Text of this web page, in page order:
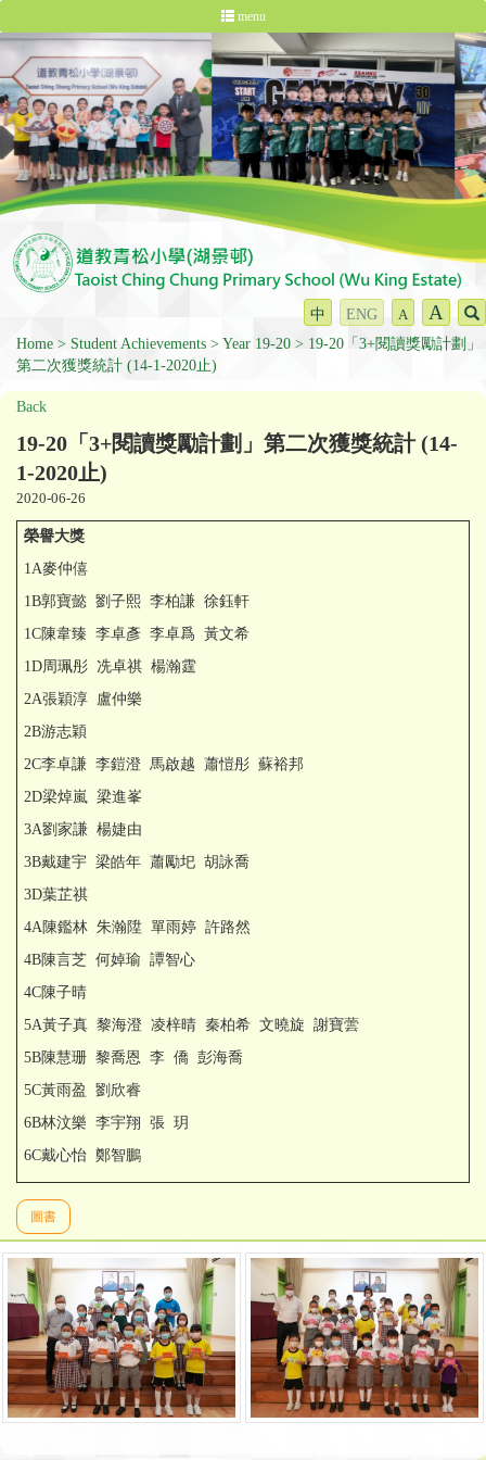
menu
中 ENG A A
Home Student Achievements Year 19-20
19-20「3+閱讀獎勵計劃」
第二次獲獎統計 (14-1-2020止)
Back
19-20「3+閱讀獎勵計劃」第二次獲獎統計 (14-
1-2020止)
2020-06-26
榮譽大獎
1A麥仲僖
1B郭寶懿 劉子熙 李柏謙 徐鈺軒
1C陳韋臻 李卓彥 李卓爲 黃文希
1D周珮彤 冼卓祺 楊瀚霆
2A張穎淳 盧仲樂
2B游志穎
2C李卓謙 李鎧澄 馬啟越 蕭愷彤 蘇裕邦
2D梁焯嵐 梁進峯
3A劉家謙 楊婕由
3B戴建宇 梁皓年 蕭勵圯 胡詠喬
3D葉芷祺
4A陳鑑林 朱瀚陞 單雨婷 許路然
4B陳言芝 何婥瑜 譚智心
4C陳子晴
5A黃子真 黎海澄 凌梓晴 秦柏希 文曉旋 謝寶蕓
5B陳慧珊 黎喬恩 李 僑 彭海喬
5C黃雨盈 劉欣睿
6B林汶樂 李宇翔 張 玥
6C戴心怡 鄭智鵬
圖書